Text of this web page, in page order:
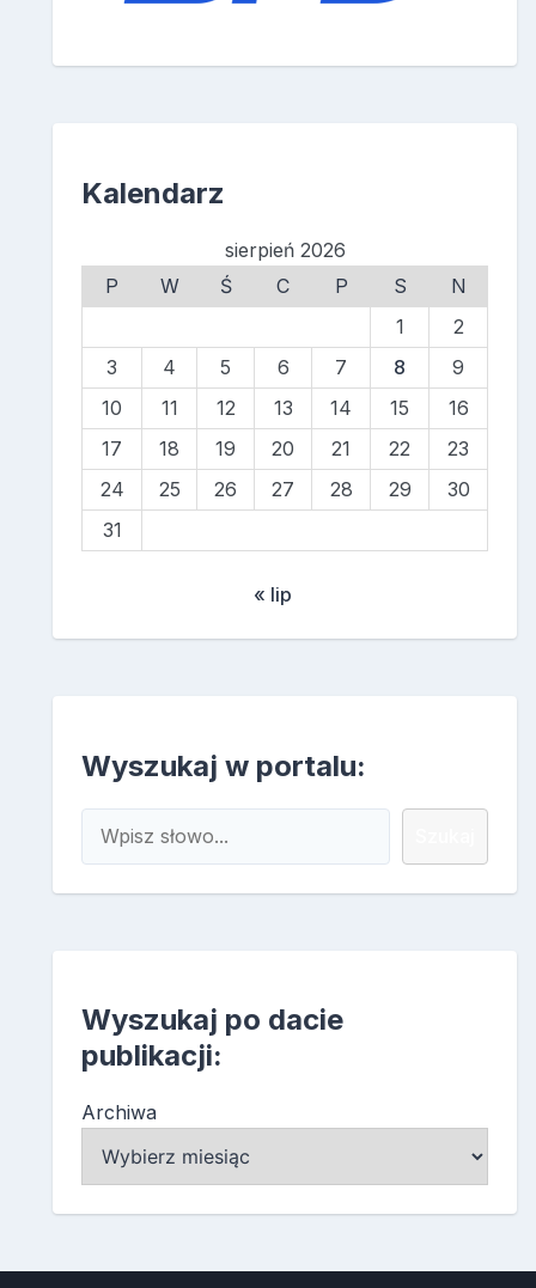
Kalendarz
sierpień 2026
P
W Ś C P S
N
1
2
3
4 5 6 7 8
9
10
11 12 13 14 15
16
17
18 19 20 21 22
23
24
25 26 27 28 29
30
31
« lip
Wyszukaj w portalu:
Wyszukaj po dacie
publikacji:
Archiwa